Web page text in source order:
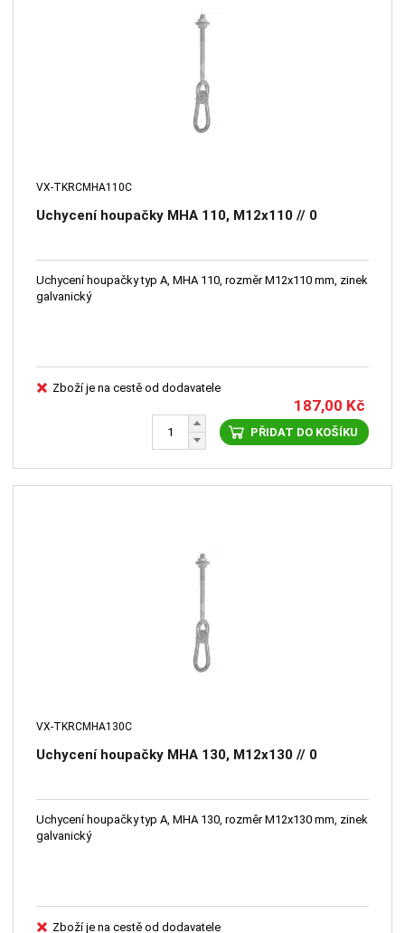
VX-TKRCMHA110C
Uchycení houpačky MHA 110, M12x110 // 0
Uchycení houpačky typ A, MHA 110, rozměr M12x110 mm, zinek
galvanický
Zboží je na cestě od dodavatele
187,00 Kč
PŘIDAT DO KOŠÍKU
VX-TKRCMHA130C
Uchycení houpačky MHA 130, M12x130 // 0
Uchycení houpačky typ A, MHA 130, rozměr M12x130 mm, zinek
galvanický
Zboží je na cestě od dodavatele